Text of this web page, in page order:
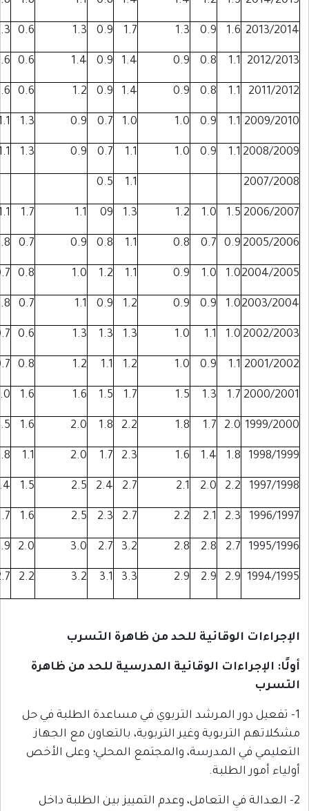
1.6
0.9
1.3
1.7
0.9
0.6
1.3
1.1
0.8
0.9
1.4
0.9
0.6
0.6
1.1
0.8
0.9
1.4
0.9
0.6
0.6
1.1
0.9
1.0
1.0
0.7
1.3
1.1
1.1
0.9
1.0
1.1
0.7
1.3
1.1
1.5
1.0
1.2
1.3
09
1.7
1.1
0.9
0.7
0.8
1.1
0.8
0.7
0.8
1.0
1.0
0.9
1.1
1.2
0.8
0.7
1.0
0.9
0.9
1.2
0.9
0.7
0.8
1.0
1.1
1.0
1.3
1.3
0.6
0.7
1.1
0.9
1.0
1.2
1.1
0.8
0.7
1.7
1.3
1.5
1.7
1.5
1.6
1.0
2.0
1.7
1.8
2.2
1.8
1.6
1.5
1.8
1.4
1.6
2.3
1.7
1.1
0.8
2.2
2.0
2.1
2.7
2.4
1.5
1.4
2.3
2.1
2.2
2.7
2.3
1.6
1.7
2.7
2.8
2.8
3.2
2.7
2.0
2.9
2.9
2.9
2.9
3.3
3.1
2.2
2.7
للحد من ظاهرة التسرب
الوقائية المدرسية للحد من ظاهرة
المرشد التربوي في مساعدة الطلبة في حل
وغير التربوية، بالتعاون مع الجهاز
المدرسة، والمجتمع المحلي؛ وعلى الأخص
التعامل، وعدم التمييز بين الطلبة داخل